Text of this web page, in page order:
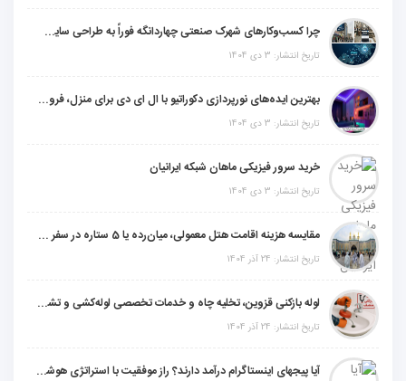
چرا کسب‌وکارهای شهرک صنعتی چهاردانگه فوراً به طراحی سایت نیاز دارند؟
تاریخ انتشار: 3 دی 1404
بهترین ایده‌های نورپردازی دکوراتیو با ال ای دی برای منزل، فروشگاه و دفتر کار
تاریخ انتشار: 3 دی 1404
خرید سرور فیزیکی ماهان شبکه ایرانیان
تاریخ انتشار: 3 دی 1404
مقایسه هزینه اقامت هتل معمولی، میان‌رده یا 5 ستاره در سفر زیارتی عراق
تاریخ انتشار: 24 آذر 1404
لوله بازکنی قزوین، تخلیه چاه و خدمات تخصصی لوله‌کشی و تشخیص ترکیدگی
تاریخ انتشار: 24 آذر 1404
آیا پیجهای اینستاگرام درآمد دارند؟ راز موفقیت با استراتژی هوشمندانه